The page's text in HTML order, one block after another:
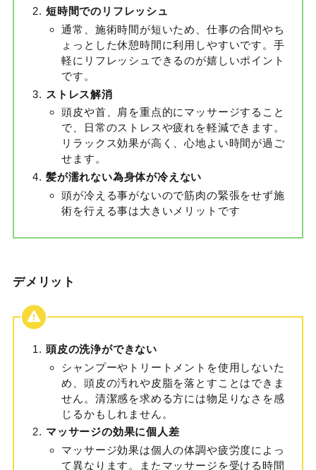
短時間でのリフレッシュ
通常、施術時間が短いため、仕事の合間やち
ょっとした休憩時間に利用しやすいです。手
軽にリフレッシュできるのが嬉しいポイント
です。
ストレス解消
頭皮や首、肩を重点的にマッサージすること
で、日常のストレスや疲れを軽減できます。
リラックス効果が高く、心地よい時間が過ご
せます。
髪が濡れない為身体が冷えない
頭が冷える事がないので筋肉の緊張をせず施
術を行える事は大きいメリットです
デメリット
頭皮の洗浄ができない
シャンプーやトリートメントを使用しないた
め、頭皮の汚れや皮脂を落とすことはできま
せん。清潔感を求める方には物足りなさを感
じるかもしれません。
マッサージの効果に個人差
マッサージ効果は個人の体調や疲労度によっ
て異なります。またマッサージを受ける時間